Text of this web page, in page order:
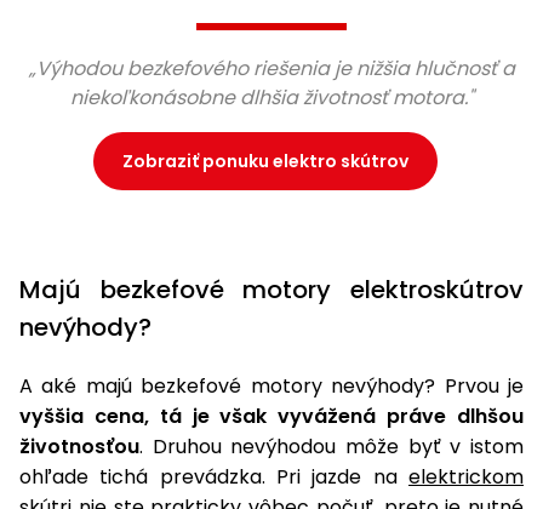
„Výhodou bezkefového riešenia je nižšia hlučnosť a
niekoľkonásobne dlhšia životnosť motora."
Zobraziť ponuku elektro skútrov
Majú bezkefové motory elektroskútrov
nevýhody?
A aké majú bezkefové motory nevýhody? Prvou je
vyššia cena, tá je však vyvážená práve dlhšou
životnosťou. Druhou nevýhodou môže byť v istom
ohľade tichá prevádzka. Pri jazde na elektrickom